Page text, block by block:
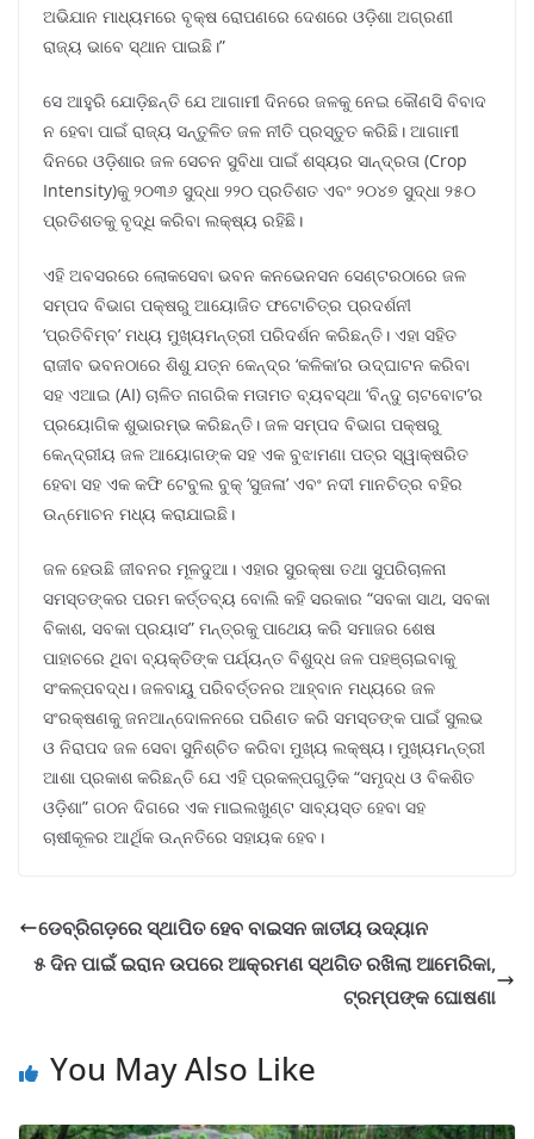
ଅଭିଯାନ ମାଧ୍ୟମରେ ବୃକ୍ଷ ରୋପଣରେ ଦେଶରେ ଓଡ଼ିଶା ଅଗ୍ରଣୀ
ରାଜ୍ୟ ଭାବେ ସ୍ଥାନ ପାଇଛି।”
ସେ ଆହୁରି ଯୋଡ଼ିଛନ୍ତି ଯେ ଆଗାମୀ ଦିନରେ ଜଳକୁ ନେଇ କୌଣସି ବିବାଦ
ନ ହେବା ପାଇଁ ରାଜ୍ୟ ସନ୍ତୁଳିତ ଜଳ ନୀତି ପ୍ରସ୍ତୁତ କରିଛି। ଆଗାମୀ
ଦିନରେ ଓଡ଼ିଶାର ଜଳ ସେଚନ ସୁବିଧା ପାଇଁ ଶସ୍ୟର ସାନ୍ଦ୍ରତା (Crop
Intensity)କୁ ୨୦୩୬ ସୁଦ୍ଧା ୨୨୦ ପ୍ରତିଶତ ଏବଂ ୨୦୪୭ ସୁଦ୍ଧା ୨୫୦
ପ୍ରତିଶତକୁ ବୃଦ୍ଧି କରିବା ଲକ୍ଷ୍ୟ ରହିଛି।
ଏହି ଅବସରରେ ଲୋକସେବା ଭବନ କନଭେନସନ ସେଣ୍ଟରଠାରେ ଜଳ
ସମ୍ପଦ ବିଭାଗ ପକ୍ଷରୁ ଆୟୋଜିତ ଫଟୋଚିତ୍ର ପ୍ରଦର୍ଶନୀ
‘ପ୍ରତିବିମ୍ବ’ ମଧ୍ୟ ମୁଖ୍ୟମନ୍ତ୍ରୀ ପରିଦର୍ଶନ କରିଛନ୍ତି। ଏହା ସହିତ
ରାଜୀବ ଭବନଠାରେ ଶିଶୁ ଯତ୍ନ କେନ୍ଦ୍ର ‘କଳିକା’ର ଉଦ୍ଘାଟନ କରିବା
ସହ ଏଆଇ (AI) ଚାଳିତ ନାଗରିକ ମତାମତ ବ୍ୟବସ୍ଥା ‘ବିନ୍ଦୁ ଚାଟବୋଟ’ର
ପ୍ରୟୋଗିକ ଶୁଭାରମ୍ଭ କରିଛନ୍ତି। ଜଳ ସମ୍ପଦ ବିଭାଗ ପକ୍ଷରୁ
କେନ୍ଦ୍ରୀୟ ଜଳ ଆୟୋଗଙ୍କ ସହ ଏକ ବୁଝାମଣା ପତ୍ର ସ୍ୱାକ୍ଷରିତ
ହେବା ସହ ଏକ କଫି ଟେବୁଲ ବୁକ୍ ‘ସୁଜଳା’ ଏବଂ ନଦୀ ମାନଚିତ୍ର ବହିର
ଉନ୍ମୋଚନ ମଧ୍ୟ କରାଯାଇଛି।
ଜଳ ହେଉଛି ଜୀବନର ମୂଳଦୁଆ। ଏହାର ସୁରକ୍ଷା ତଥା ସୁପରିଚାଳନା
ସମସ୍ତଙ୍କର ପରମ କର୍ତ୍ତବ୍ୟ ବୋଲି କହି ସରକାର “ସବକା ସାଥ, ସବକା
ବିକାଶ, ସବକା ପ୍ରୟାସ” ମନ୍ତ୍ରକୁ ପାଥେୟ କରି ସମାଜର ଶେଷ
ପାହାଚରେ ଥିବା ବ୍ୟକ୍ତିଙ୍କ ପର୍ଯ୍ୟନ୍ତ ବିଶୁଦ୍ଧ ଜଳ ପହଞ୍ଚାଇବାକୁ
ସଂକଳ୍ପବଦ୍ଧ। ଜଳବାୟୁ ପରିବର୍ତ୍ତନର ଆହ୍ବାନ ମଧ୍ୟରେ ଜଳ
ସଂରକ୍ଷଣକୁ ଜନଆନ୍ଦୋଳନରେ ପରିଣତ କରି ସମସ୍ତଙ୍କ ପାଇଁ ସୁଲଭ
ଓ ନିରାପଦ ଜଳ ସେବା ସୁନିଶ୍ଚିତ କରିବା ମୁଖ୍ୟ ଲକ୍ଷ୍ୟ। ମୁଖ୍ୟମନ୍ତ୍ରୀ
ଆଶା ପ୍ରକାଶ କରିଛନ୍ତି ଯେ ଏହି ପ୍ରକଳ୍ପଗୁଡ଼ିକ “ସମୃଦ୍ଧ ଓ ବିକଶିତ
ଓଡ଼ିଶା” ଗଠନ ଦିଗରେ ଏକ ମାଇଲଖୁଣ୍ଟ ସାବ୍ୟସ୍ତ ହେବା ସହ
ଚାଷୀକୂଳର ଆର୍ଥିକ ଉନ୍ନତିରେ ସହାୟକ ହେବ।
ଡେବ୍ରିଗଡ଼ରେ ସ୍ଥାପିତ ହେବ ବାଇସନ ଜାତୀୟ ଉଦ୍ୟାନ
୫ ଦିନ ପାଇଁ ଇରାନ ଉପରେ ଆକ୍ରମଣ ସ୍ଥଗିତ ରଖିଲା ଆମେରିକା,
ଟ୍ରମ୍ପଙ୍କ ଘୋଷଣା
You May Also Like